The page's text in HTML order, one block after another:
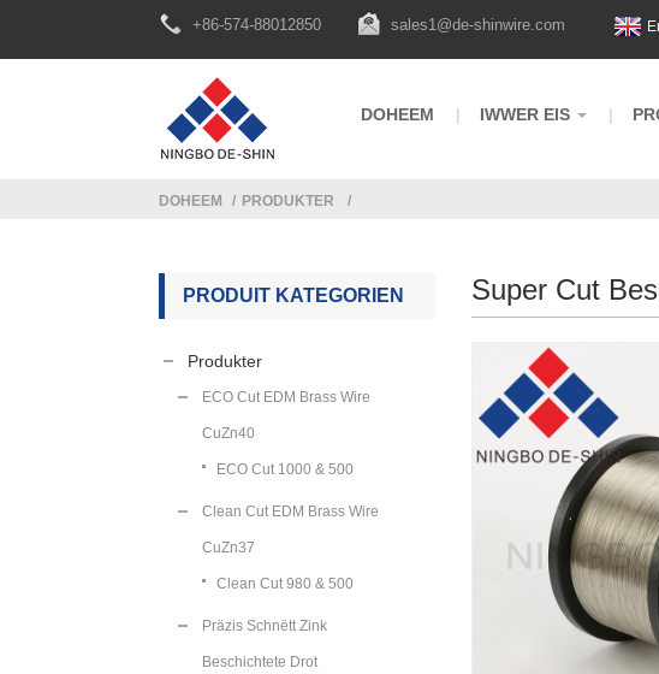
+86-574-88012850 sales1@de-shinwire.com
DOHEEM IWWER EIS
DOHEEM PRODUKTER
PRODUIT KATEGORIEN
Produkter
ECO Cut EDM Brass Wire
CuZn40
ECO Cut 1000 & 500
Clean Cut EDM Brass Wire
CuZn37
Clean Cut 980 & 500
Präzis Schnëtt Zink
Beschichtete Drot
Super Cut